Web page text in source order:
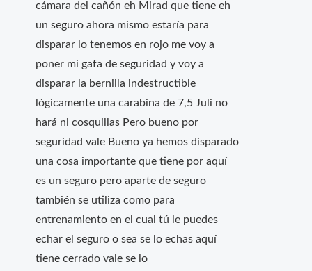
cámara del cañón eh Mirad que tiene eh
un seguro ahora mismo estaría para
disparar lo tenemos en rojo me voy a
poner mi gafa de seguridad y voy a
disparar la bernilla indestructible
lógicamente una carabina de 7,5 Juli no
hará ni cosquillas Pero bueno por
seguridad vale Bueno ya hemos disparado
una cosa importante que tiene por aquí
es un seguro pero aparte de seguro
también se utiliza como para
entrenamiento en el cual tú le puedes
echar el seguro o sea se lo echas aquí
tiene cerrado vale se lo